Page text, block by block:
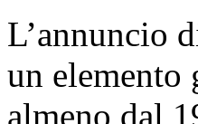
L’annuncio
un elemento
almeno dal